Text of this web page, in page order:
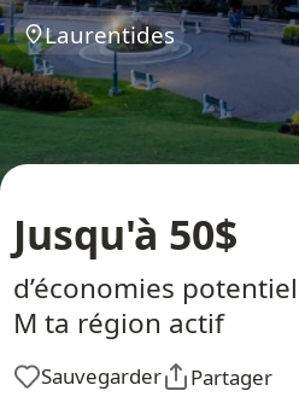
Laurentides
Jusqu'à 50$
d’économies
M ta région actif
Sauvegarder
Partager